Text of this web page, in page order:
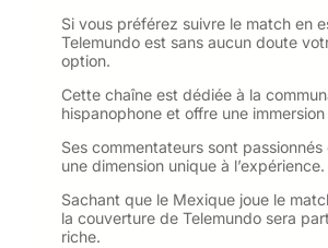
Si vous préférez suivre le match en
Telemundo est sans aucun doute
option.
Cette chaîne est dédiée à la
hispanophone et offre une
Ses commentateurs sont
une dimension unique à l’expérience.
Sachant que le Mexique joue le
la couverture de Telemundo sera
riche.